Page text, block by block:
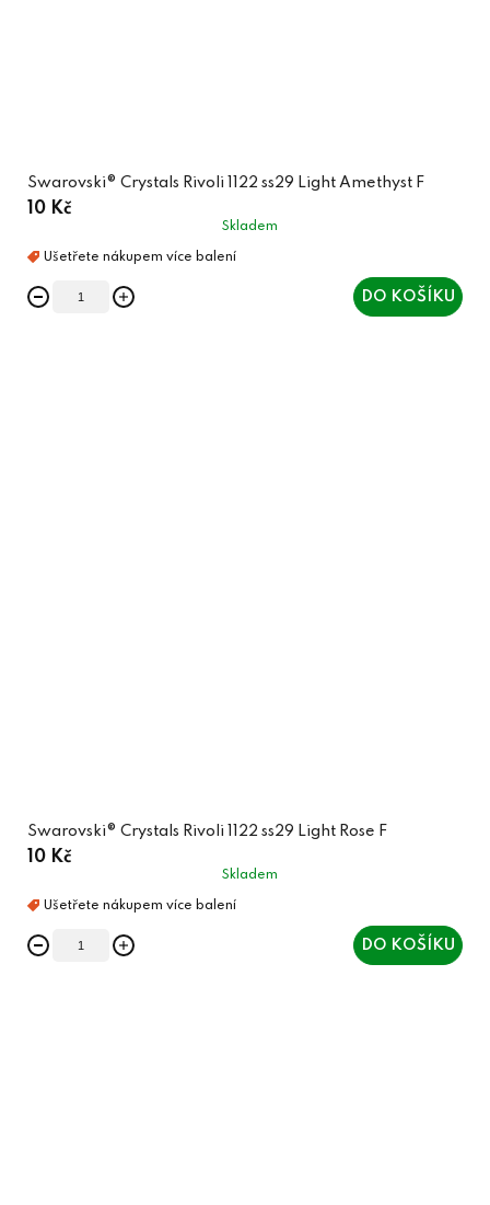
Swarovski® Crystals Rivoli 1122 ss29 Light Amethyst F
10 Kč
Skladem
DO KOŠÍKU
Swarovski® Crystals Rivoli 1122 ss29 Light Rose F
10 Kč
Skladem
DO KOŠÍKU